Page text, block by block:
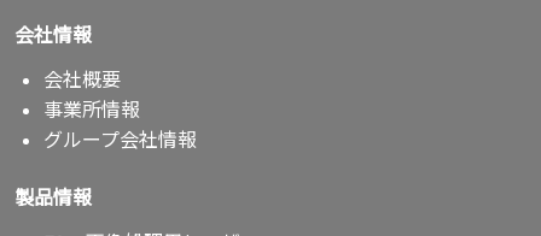
会社情報
会社概要
事業所情報
グループ会社情報
製品情報